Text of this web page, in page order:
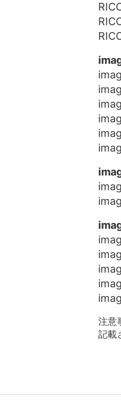
注意
記載